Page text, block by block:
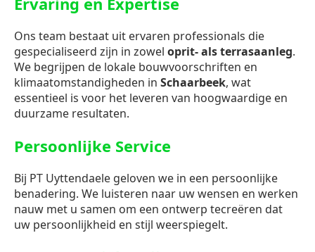
Ons team bestaat uit ervaren professionals die
gespecialiseerd zijn in zowel oprit- als terrasaanleg.
We begrijpen de lokale bouwvoorschriften en
klimaatomstandigheden in Schaarbeek, wat
essentieel is voor het leveren van hoogwaardige en
duurzame resultaten.
Persoonlijke Service
Bij PT Uyttendaele geloven we in een persoonlijke
benadering. We luisteren naar uw wensen en werken
nauw met u samen om een ontwerp tecreëren dat
uw persoonlijkheid en stijl weerspiegelt.